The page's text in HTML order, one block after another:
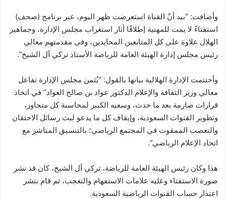
وأضافت: “بيد أنّ القناة استعرضت ظهر اليوم، عبر برنامج (صحف)
استفتاءً لا يمت للمهنية إطلاقًا أثار استغراب مجلس الإدارة، وجماهير
الهلال علاوة على كل المتابعين المحايدين، وفي مقدمتهم معالي
رئيس مجلس إدارة الهيئة العامة للرياضة الأستاذ تركي آل الشيخ”.
وأختتمت الإدارة الهلالية بيانها بالقول: “يُثمن مجلس الإدارة تفاعل
معالي وزير الثقافة والإعلام الدكتور عواد بن صالح العواد” في اتخاذ
قرارات صارمة بعد ما حدث، وسعيه الكبير لمحاسبة كل متجاوز،
وتطوير القنوات السعودية، وإيقاف كل ما يدعو لبث رسائل الاحتقان
والتعصب الممقوت في المجتمع الرياضي؛ بالتنسيق المباشر مع
اتحاد الإعلام الرياضي”.
هذا وكان رئيس الهيئة العامة للرياضة، تركي آل الشيخ، كان قد نشر
صورة الاستفتاء وعليه علامات الاستفهام والتعجب، ثم قام بنشر
اعتذار حساب القنوات الرياضية السعودية.